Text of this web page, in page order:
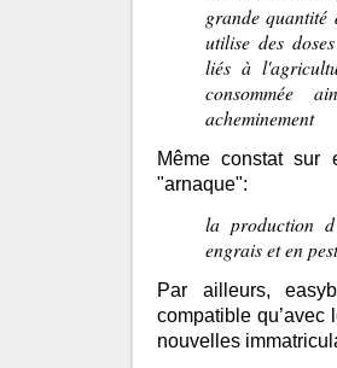
grande quantité
utilise des
liés à
consommée
acheminement
Même constat sur
"arnaque":
la production
engrais et en
Par ailleurs,
compatible
nouvelles